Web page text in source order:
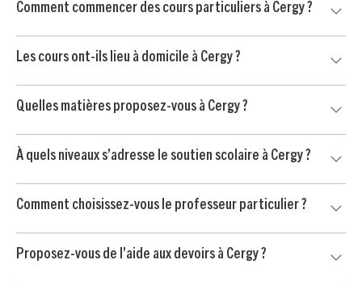
Comment commencer des cours particuliers à Cergy ?
avec un conseiller pédagogique. Nous mettons ensuite
votre enfant en relation avec un professeur particulier
soigneusement sélectionné à Cergy, puis vous commencez
Les cours ont-ils lieu à domicile à Cergy ?
Cergy et dans les environs, selon vos disponibilités et
l’organisation de votre famille.
Quelles matières proposez-vous à Cergy ?
Nous proposons du soutien scolaire dans les matières
principales : mathématiques, français, anglais, physique-
chimie, SVT, histoire-géo, langues et méthodologie.
À quels niveaux s’adresse le soutien scolaire à Cergy ?
du collège et du lycée, avec des séances adaptées au
niveau, aux devoirs et aux objectifs de progression.
Comment choisissez-vous le professeur particulier ?
matières prioritaires, sa personnalité et vos contraintes
Proposez-vous de l’aide aux devoirs à Cergy ?